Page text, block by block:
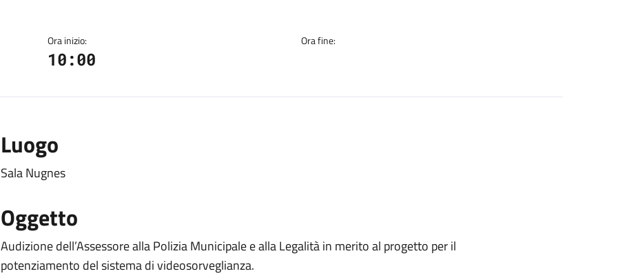
Ora inizio:
10:00
Ora fine:
Luogo
Sala Nugnes
Oggetto
Audizione dell’Assessore alla Polizia Municipale e alla Legalità in merito al progetto per il
potenziamento del sistema di videosorveglianza.